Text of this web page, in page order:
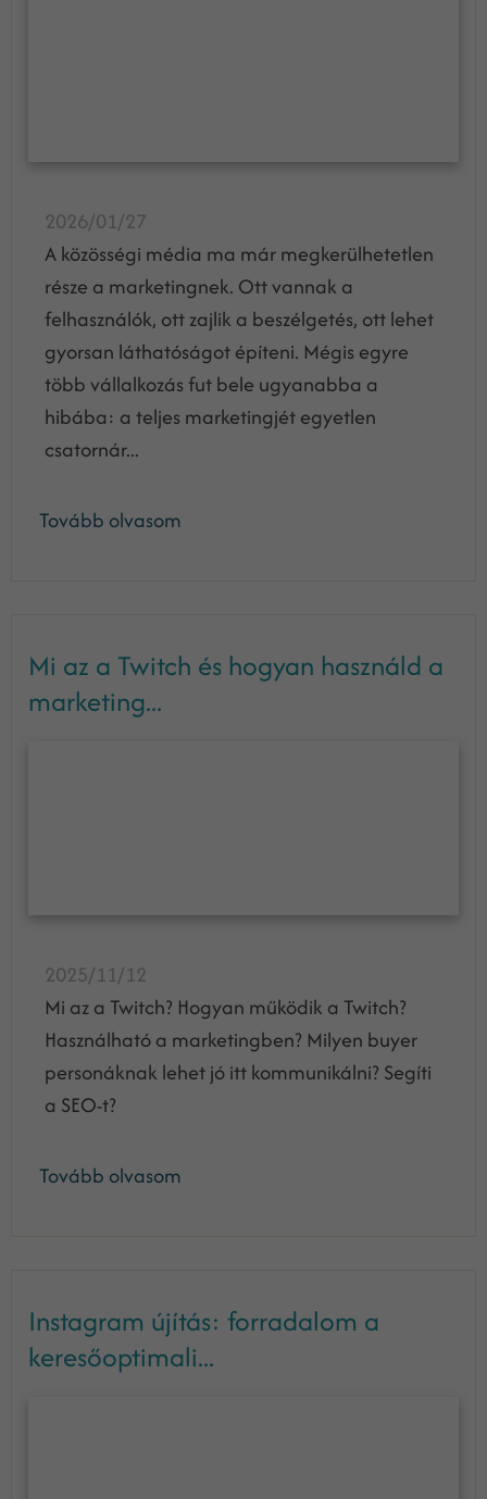
2026/01/27
A közösségi média ma már megkerülhetetlen
része a marketingnek. Ott vannak a
felhasználók, ott zajlik a beszélgetés, ott lehet
gyorsan láthatóságot építeni. Mégis egyre
több vállalkozás fut bele ugyanabba a
hibába: a teljes marketingjét egyetlen
csatornár...
Tovább olvasom
Mi az a Twitch és hogyan használd a
marketing...
2025/11/12
Mi az a Twitch? Hogyan működik a Twitch?
Használható a marketingben? Milyen buyer
personáknak lehet jó itt kommunikálni? Segíti
a SEO-t?
Tovább olvasom
Instagram újítás: forradalom a
keresőoptimali...